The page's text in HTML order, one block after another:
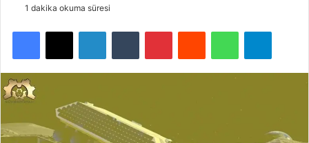
1 dakika okuma süresi
Facebook
X LinkedInTumblr PinterestReddit WhatsApp